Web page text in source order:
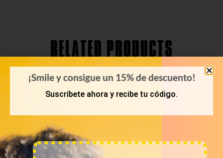
RELATED PRODUCTS
¡Smile y consigue un 15% de descuento!
Suscríbete ahora y recibe tu código.